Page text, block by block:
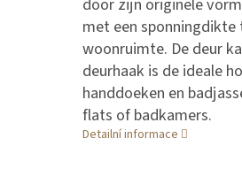
door zijn originele
met een
woonruimte. De deur
deurhaak is de ideale
handdoeken en
flats of badkamers.
Detailní informace